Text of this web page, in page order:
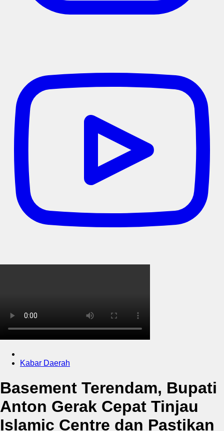
Kabar Daerah
Basement Terendam, Bupati
Anton Gerak Cepat Tinjau
Islamic Centre dan Pastikan